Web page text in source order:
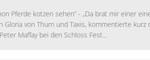
Pferde kotzen sehen“ - „Da brat mir einer
Gloria von Thurn und Taxis, kommentierte kurz
Maffay bei den Schloss Fest...